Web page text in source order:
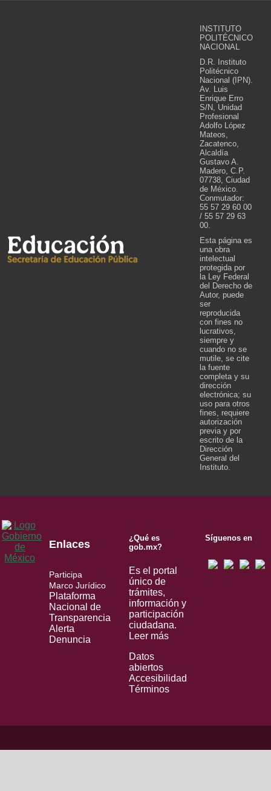
INSTITUTO
POLITÉCNICO
NACIONAL
D.R. Instituto
Politécnico
Nacional (IPN).
Av. Luis
Enrique Erro
S/N, Unidad
Profesional
Adolfo López
Mateos,
Zacatenco,
Alcaldía
Gustavo A.
Madero, C.P.
07738, Ciudad
de México.
Conmutador:
55 57 29 60 00
/ 55 57 29 63
00.
Esta página es
una obra
intelectual
protegida por
la Ley Federal
del Derecho de
Autor, puede
ser
reproducida
con fines no
lucrativos,
siempre y
cuando no se
mutile, se cite
la fuente
completa y su
dirección
electrónica; su
uso para otros
fines, requiere
autorización
previa y por
escrito de la
Dirección
General del
Instituto.
Enlaces
Participa
Marco Jurídico
Plataforma
Nacional de
Transparencia
Alerta
Denuncia
¿Qué es
gob.mx?
Es el portal
único de
trámites,
información y
participación
ciudadana.
Leer más
Datos
abiertos
Accesibilidad
Términos
Síguenos en